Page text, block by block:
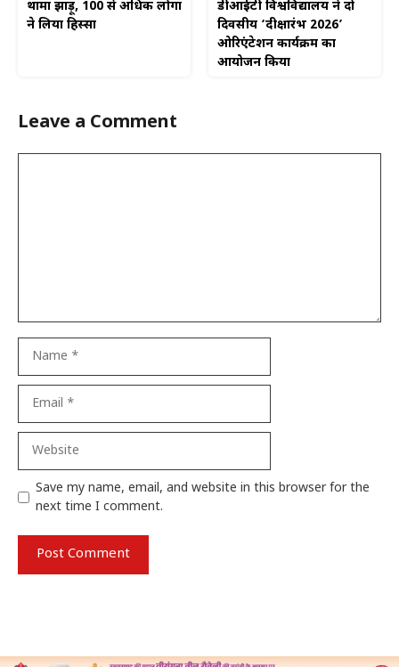
थामा झाड़ू, 100 से अधिक लोगों
ने लिया हिस्सा
डीआईटी विश्वविद्यालय ने दो
दिवसीय ‘दीक्षारंभ 2026’
ओरिएंटेशन कार्यक्रम का
आयोजन किया
Leave a Comment
Save my name, email, and website in this browser for the
next time I comment.